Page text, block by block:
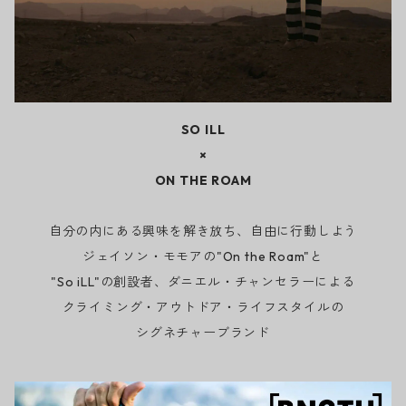
SO ILL
×
ON THE ROAM
自分の内にある興味を解き放ち、自由に行動しよう
ジェイソン・モモアの"On the Roam"と
"So iLL"の創設者、ダニエル・チャンセラーによる
クライミング・アウトドア・ライフスタイルの
シグネチャーブランド